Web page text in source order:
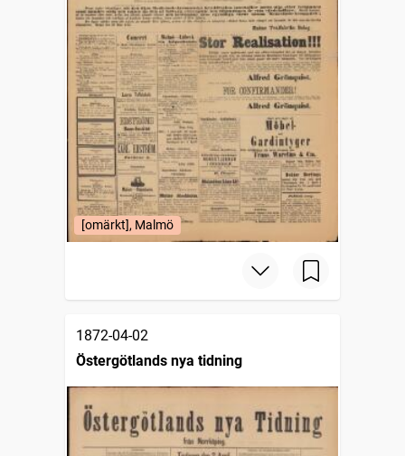
[omärkt], Malmö
1872-04-02
Östergötlands nya tidning